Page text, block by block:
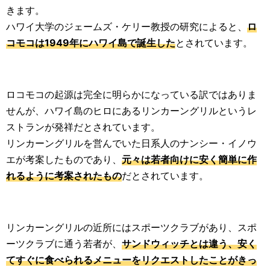
きます。
ハワイ大学のジェームズ・ケリー教授の研究によると、 ロ
コモコは1949年にハワイ島で誕生したとされています。
ロコモコの起源は完全に明らかになっている訳ではありま
せんが、ハワイ島のヒロにあるリンカーングリルというレ
ストランが発祥だとされています。
リンカーングリルを営んでいた日系人のナンシー・イノウ
エが考案したものであり、 元々は若者向けに安く簡単に作
れるように考案されたものだとされています。
リンカーングリルの近所にはスポーツクラブがあり、スポ
ーツクラブに通う若者が、 サンドウィッチとは違う、安く
てすぐに食べられるメニューをリクエストしたことがきっ